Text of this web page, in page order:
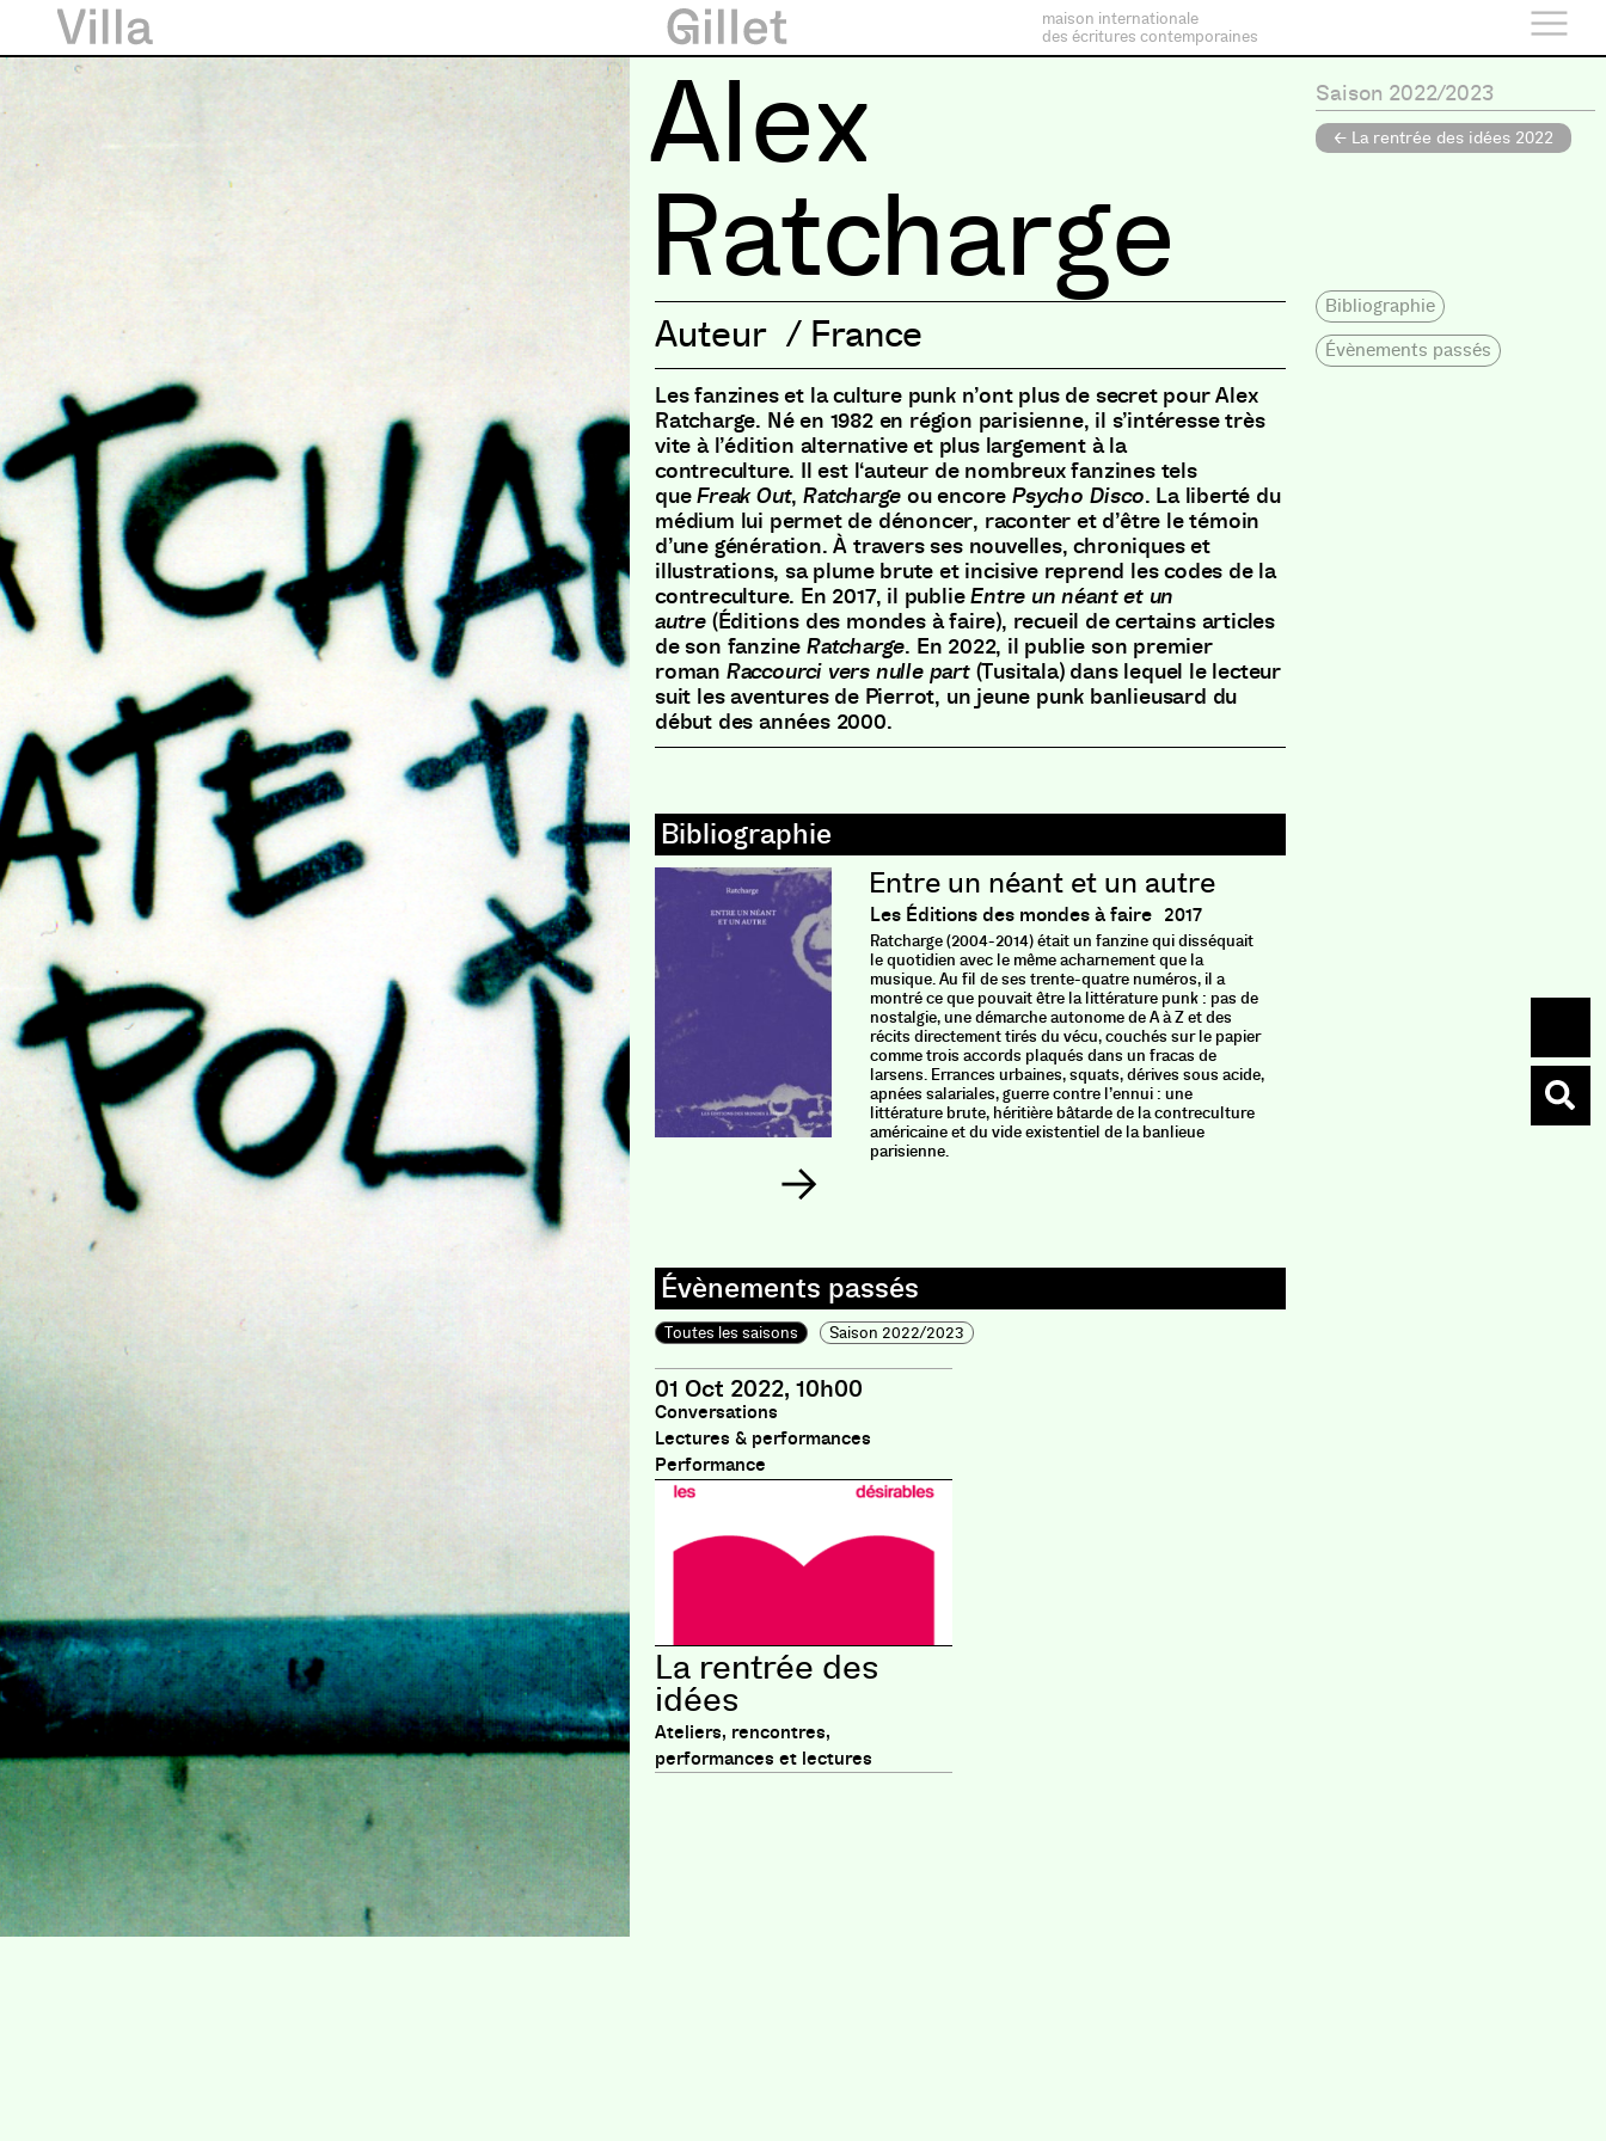
maison internationale
des écritures contemporaines
Alex
Ratcharge
Auteur / France
Les fanzines et la culture punk n’ont plus de secret pour Alex
Ratcharge. Né en 1982 en région parisienne, il s’intéresse très
vite à l’édition alternative et plus largement à la
contreculture. Il est l‘auteur de nombreux fanzines tels
queFreak Out, Ratcharge ou encorePsycho Disco. La liberté du
médium lui permet de dénoncer, raconter et d’être le témoin
d’une génération. À travers ses nouvelles, chroniques et
illustrations, sa plume brute et incisive reprend les codes de la
contreculture. En 2017, il publieEntre un néant et un
autre (Éditions des mondes à faire), recueil de certains articles
de son fanzine Ratcharge. En 2022, il publie son premier
roman Raccourci vers nulle part (Tusitala)dans lequel le lecteur
suit les aventures de Pierrot, un jeune punk banlieusard du
début des années 2000.
Entre un néant et un autre
Les Éditions des mondes à faire 2017
Ratcharge (2004-2014) était un fanzine qui disséquait
le quotidien avec le même acharnement que la
musique. Au fil de ses trente-quatre numéros, il a
montré ce que pouvait être la littérature punk : pas de
nostalgie, une démarche autonome de A à Z et des
récits directement tirés du vécu, couchés sur le papier
comme trois accords plaqués dans un fracas de
larsens. Errances urbaines, squats, dérives sous acide,
apnées salariales, guerre contre l’ennui : une
littérature brute, héritière bâtarde de la contreculture
américaine et du vide existentiel de la banlieue
parisienne.
beau
aux
lui rend
Toutes les saisons Saison 2022/2023
01 Oct 2022, 10h00
Conversations
Lectures & performances
Performance
La rentrée des
idées
Ateliers, rencontres,
performances et lectures
Saison 2022/2023
← La rentrée des idées 2022
Bibliographie
Évènements passés